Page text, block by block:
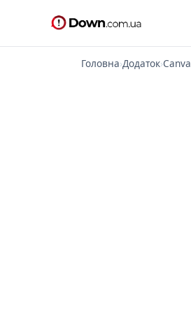
Головна›Додаток›Canva